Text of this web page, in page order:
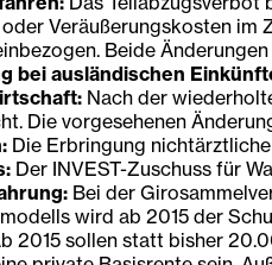
Veräußerungskosten
Beide
bei ausländischen
Nach der
Die vorgesehenen
Die Erbringung
Der INVEST-Zuschuss für
Bei der
wird ab 2015 der
2015 sollen statt bisher